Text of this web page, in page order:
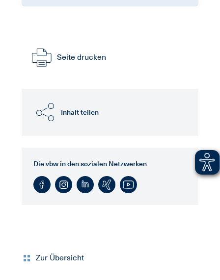
Seite drucken
Inhalt teilen
Die vbw in den sozialen Netzwerken
Zur Übersicht